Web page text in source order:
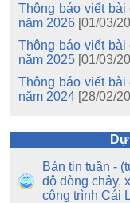
Thông báo viết bài
năm 2026 [01/03/
Thông báo viết bài
năm 2025 [01/03/
Thông báo viết bài
năm 2024 [28/02/
Bản tin tuần -
độ dòng chảy,
công trình Cái